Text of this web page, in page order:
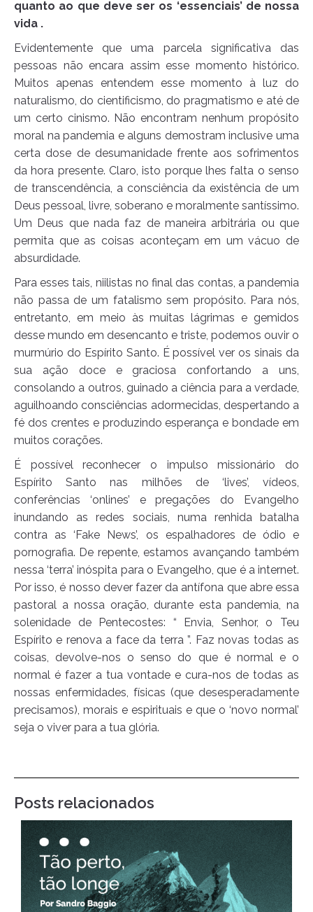
quanto ao que deve ser os ‘essenciais’ de nossa
vida .
Evidentemente que uma parcela significativa das
pessoas não encara assim esse momento histórico.
Muitos apenas entendem esse momento à luz do
naturalismo, do cientificismo, do pragmatismo e até de
um certo cinismo. Não encontram nenhum propósito
moral na pandemia e alguns demostram inclusive uma
certa dose de desumanidade frente aos sofrimentos
da hora presente. Claro, isto porque lhes falta o senso
de transcendência, a consciência da existência de um
Deus pessoal, livre, soberano e moralmente santíssimo.
Um Deus que nada faz de maneira arbitrária ou que
permita que as coisas aconteçam em um vácuo de
absurdidade.
Para esses tais, niilistas no final das contas, a pandemia
não passa de um fatalismo sem propósito. Para nós,
entretanto, em meio às muitas lágrimas e gemidos
desse mundo em desencanto e triste, podemos ouvir o
murmúrio do Espírito Santo. É possível ver os sinais da
sua ação doce e graciosa confortando a uns,
consolando a outros, guinado a ciência para a verdade,
aguilhoando consciências adormecidas, despertando a
fé dos crentes e produzindo esperança e bondade em
muitos corações.
É possível reconhecer o impulso missionário do
Espírito Santo nas milhões de ‘lives’, vídeos,
conferências ‘onlines’ e pregações do Evangelho
inundando as redes sociais, numa renhida batalha
contra as ‘Fake News’, os espalhadores de ódio e
pornografia. De repente, estamos avançando também
nessa ‘terra’ inóspita para o Evangelho, que é a internet.
Por isso, é nosso dever fazer da antífona que abre essa
pastoral a nossa oração, durante esta pandemia, na
solenidade de Pentecostes: “ Envia, Senhor, o Teu
Espírito e renova a face da terra ”. Faz novas todas as
coisas, devolve-nos o senso do que é normal e o
normal é fazer a tua vontade e cura-nos de todas as
nossas enfermidades, físicas (que desesperadamente
precisamos), morais e espirituais e que o ‘novo normal’
seja o viver para a tua glória.
Posts relacionados